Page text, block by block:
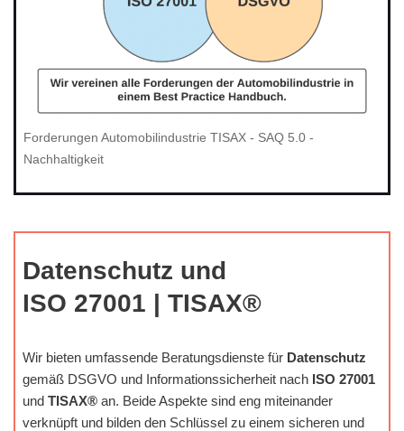
Forderungen Automobilindustrie TISAX - SAQ 5.0 -
Nachhaltigkeit
Datenschutz und
ISO 27001 | TISAX®
Wir bieten umfassende Beratungsdienste für Datenschutz
gemäß DSGVO und Informationssicherheit nach ISO 27001
und TISAX® an. Beide Aspekte sind eng miteinander
verknüpft und bilden den Schlüssel zu einem sicheren und